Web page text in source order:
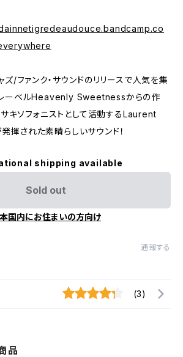
ズ/ファンク・サウンドのリリースで人気を集
ーベルHeavenly Sweetnessからの作
サキソフォニストとして活動するLaurent
された素晴らしいサウンド！
shipping available
Sold out
国内にお住まいの方向け
通報する
(3)
品